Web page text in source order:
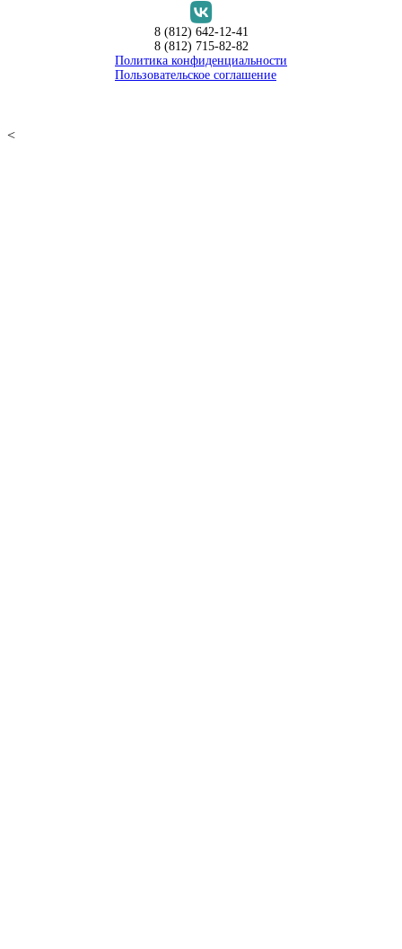
8 (812) 642-12-41
8 (812) 715-82-82
Политика конфиденциальности
Пользовательское соглашение
<